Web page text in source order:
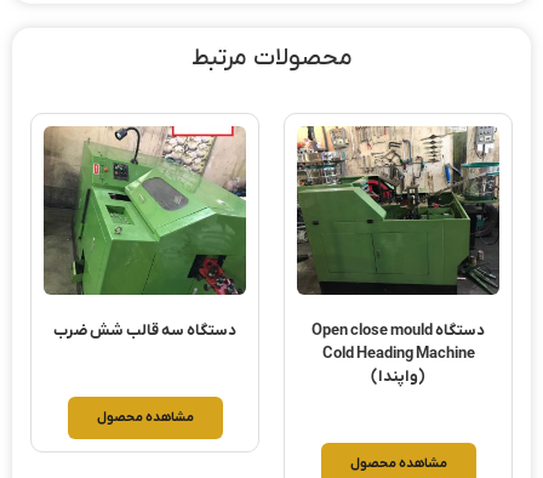
محصولات مرتبط
دستگاه Open close mould
Cold Heading Machine
(واپندا)
مشاهده محصول
دستگاه سه قالب شش ضرب
مشاهده محصول